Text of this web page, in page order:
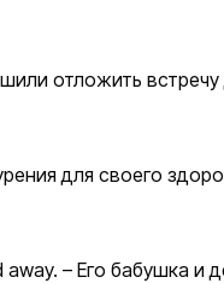
отложить
для своего
– Его бабушка и